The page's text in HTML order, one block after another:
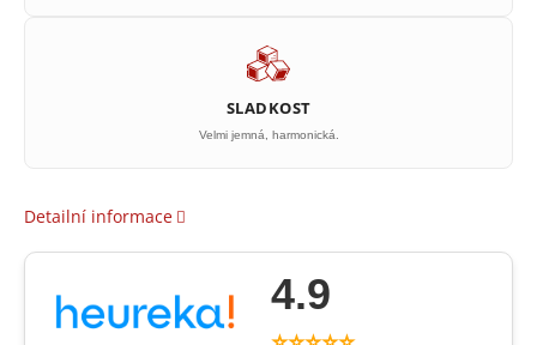
SLADKOST
Velmi jemná, harmonická.
Detailní informace
4.9